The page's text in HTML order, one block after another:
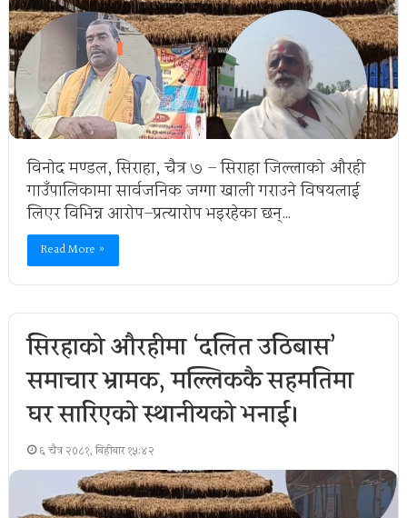
विनोद मण्डल, सिराहा, चैत्र ७ – सिराहा जिल्लाको औरही
गाउँपालिकामा सार्वजनिक जग्गा खाली गराउने विषयलाई
लिएर विभिन्न आरोप–प्रत्यारोप भइरहेका छन्…
Read More »
सिरहाको औरहीमा ‘दलित उठिबास’
समाचार भ्रामक, मल्लिककै सहमतिमा
घर सारिएको स्थानीयको भनाई।
६ चैत्र २०८१, बिहीबार १५:४२